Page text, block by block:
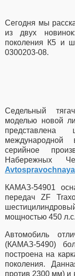
Сегодня мы
из двух
поколения К5 и
0300203-08.
Седельный
моделью новой
серийное
Набережных
КАМАЗ-54901
передач ZF
мощностью 450 л.с.
Автомобиль
(КАМАЗ-5490)
построена на
поколения.
против 2300 мм)